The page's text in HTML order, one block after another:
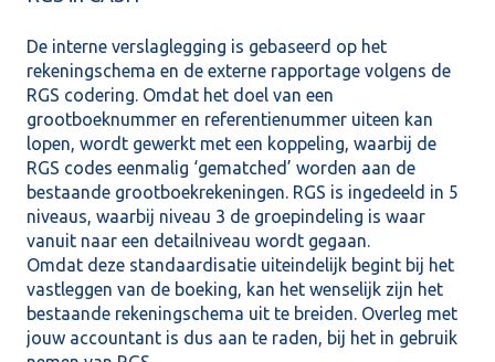
De interne verslaglegging is gebaseerd op het
rekeningschema en de externe rapportage volgens de
RGS codering. Omdat het doel van een
grootboeknummer en referentienummer uiteen kan
lopen, wordt gewerkt met een koppeling, waarbij de
RGS codes eenmalig ‘gematched’ worden aan de
bestaande grootboekrekeningen. RGS is ingedeeld in 5
niveaus, waarbij niveau 3 de groepindeling is waar
vanuit naar een detailniveau wordt gegaan.
Omdat deze standaardisatie uiteindelijk begint bij het
vastleggen van de boeking, kan het wenselijk zijn het
bestaande rekeningschema uit te breiden. Overleg met
jouw accountant is dus aan te raden, bij het in gebruik